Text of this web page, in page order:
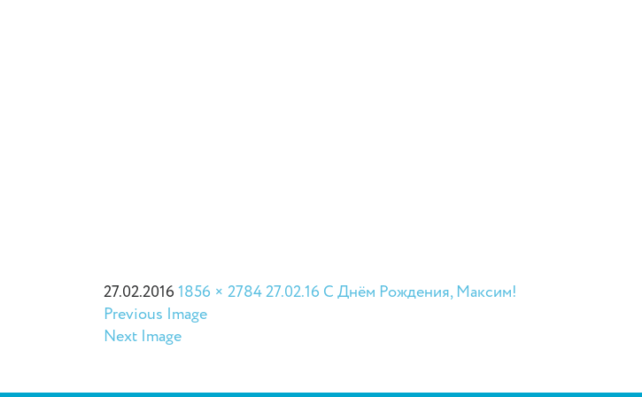
27.02.20161856 × 278427.02.16 С Днём Рождения, Максим!
Previous Image
Next Image